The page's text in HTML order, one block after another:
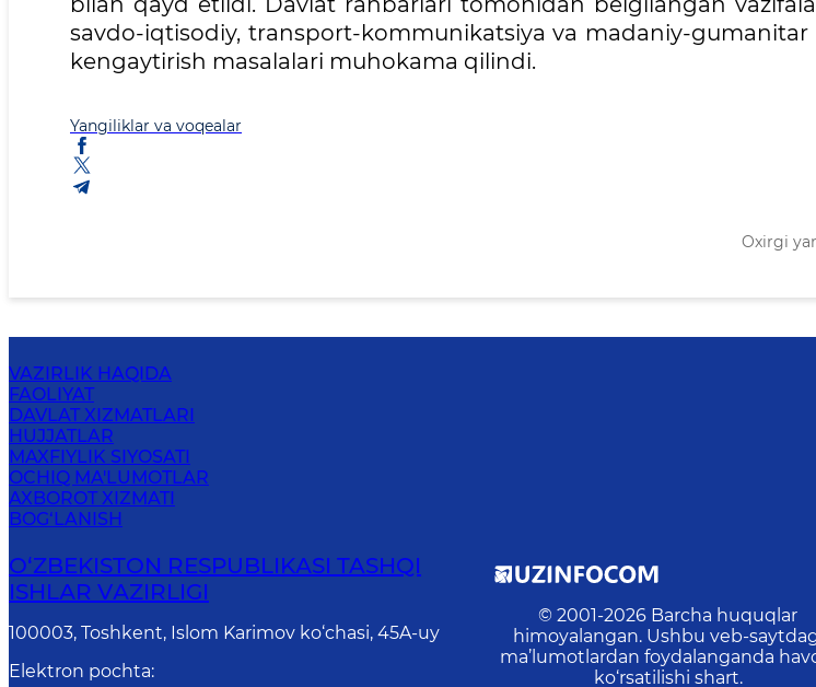
savdo-iqtisodiy, transport-kommunikatsiya va madaniy-
kengaytirish masalalari muhokama qilindi.
Yangiliklar va voqealar
Oxirgi
VAZIRLIK HAQIDA
FAOLIYAT
DAVLAT XIZMATLARI
HUJJATLAR
MAXFIYLIK SIYOSATI
OCHIQ MA'LUMOTLAR
AXBOROT XIZMATI
BOG‘LANISH
O‘ZBЕKISTОN RЕSPUBLIKАSI TASHQI
ISHLАR VАZIRLIGI
100003, Toshkent, Islom Karimov ko‘chasi, 45A-uy
Elektron pochta:
© 2001-2026 Barcha huquqlar
himoyalangan. Ushbu veb-
ma’lumotlardan foydalanganda
ko‘rsatilishi shart.